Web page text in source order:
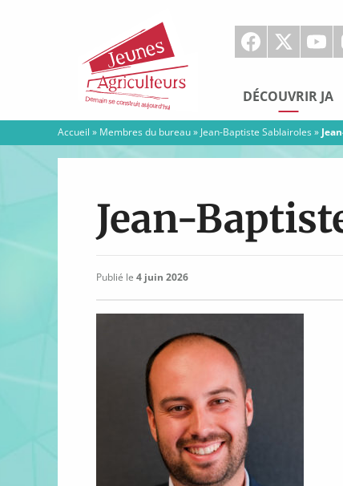
Agriculteurs
DÉCOUVRIR JA
Accueil » Membres du bureau» Jean-Baptiste Sablairoles»
Jean-
Publié le 4 juin 2026